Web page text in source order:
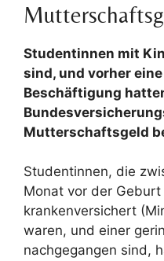
Studentinnen mit
sind, und vorher
Beschäftigung
Mutterschaftsgeld
Studentinnen, die
Monat vor der
krankenversichert
waren, und einer
nachgegangen sind,